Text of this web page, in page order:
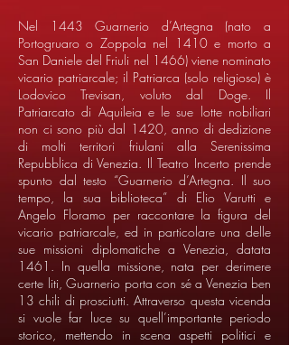
Nel 1443 Guarnerio d’Artegna (nato a
Portogruaro o Zoppola nel 1410 e morto a
San Daniele del Friuli nel 1466) viene nominato
vicario patriarcale; il Patriarca (solo religioso) è
Lodovico Trevisan, voluto dal Doge. Il
Patriarcato di Aquileia e le sue lotte nobiliari
non ci sono più dal 1420, anno di dedizione
di molti territori friulani alla Serenissima
Repubblica di Venezia. Il Teatro Incerto prende
spunto dal testo “Guarnerio d’Artegna. Il suo
tempo, la sua biblioteca” di Elio Varutti e
Angelo Floramo per raccontare la figura del
vicario patriarcale, ed in particolare una delle
sue missioni diplomatiche a Venezia, datata
1461. In quella missione, nata per derimere
certe liti, Guarnerio porta con sé a Venezia ben
13 chili di prosciutti. Attraverso questa vicenda
si vuole far luce su quell’importante periodo
storico, mettendo in scena aspetti politici e